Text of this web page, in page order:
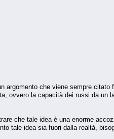
argomento che viene sempre
ovvero la capacità dei russi da un
che tale idea è una enorme
tale idea sia fuori dalla realtà,